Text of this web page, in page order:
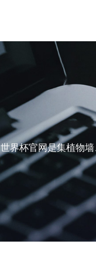
世界杯官网是集植物